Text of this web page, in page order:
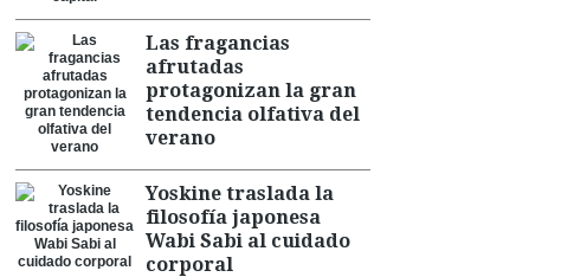
Las fragancias
afrutadas
protagonizan la gran
tendencia olfativa del
verano
Yoskine traslada la
filosofía japonesa
Wabi Sabi al cuidado
corporal